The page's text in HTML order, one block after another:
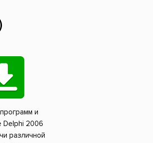
боевик
и
Delphi 2006
различной